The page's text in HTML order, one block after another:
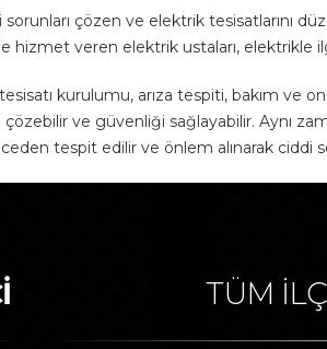
sorunları çözen ve elektrik tesisatlarını
veren elektrik ustaları, elektrikle
kurulumu, arıza tespiti, bakım ve
ve güvenliği sağlayabilir. Aynı
tespit edilir ve önlem alınarak ciddi
TÜM